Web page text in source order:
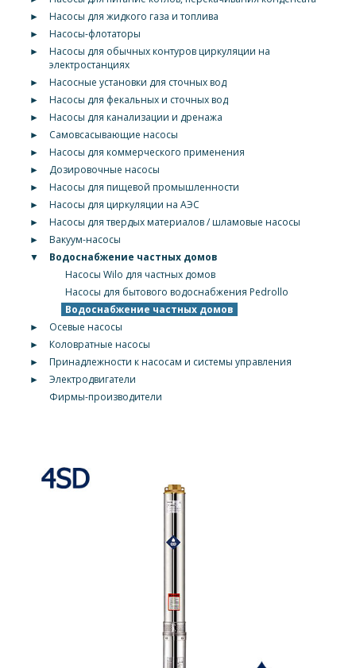
►
Насосы для жидкого газа и топлива
►
Насосы-флотаторы
►
Насосы для обычных контуров циркуляции на
электростанциях
►
Насосные установки для сточных вод
►
Насосы для фекальных и сточных вод
►
Насосы для канализации и дренажа
►
Самовсасывающие насосы
►
Насосы для коммерческого применения
►
Дозировочные насосы
►
Насосы для пищевой промышленности
►
Насосы для циркуляции на АЭС
►
Насосы для твердых материалов / шламовые насосы
►
Вакуум-насосы
▼
Водоснабжение частных домов
Насосы Wilo для частных домов
Насосы для бытового водоснабжения Pedrollo
Водоснабжение частных домов
►
Осевые насосы
►
Коловратные насосы
►
Принадлежности к насосам и системы управления
►
Электродвигатели
Фирмы-производители